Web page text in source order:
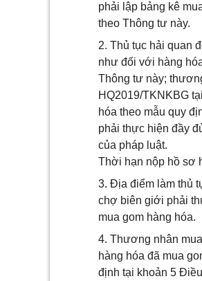
phải lập bảng kê
theo Thông tư này.
2. Thủ tục hải quan
như đối với hàng
Thông tư này;
HQ2019/TKNKBG
hóa theo mẫu quy
phải thực hiện đầy
của pháp luật.
Thời hạn nộp hồ sơ
3. Địa điểm làm thủ
chợ biên giới phải
mua gom hàng hóa.
4. Thương nhân
hàng hóa đã mua
định tại khoản 5